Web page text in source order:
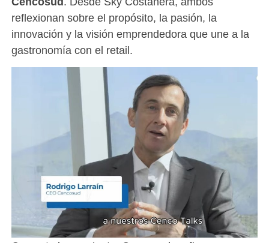
reflexionan sobre el propósito, la pasión, la
innovación y la visión emprendedora que une a la
gastronomía con el retail.